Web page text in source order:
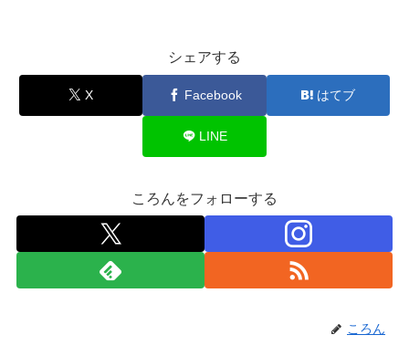
シェアする
X Facebook はてブ
LINE
ころんをフォローする
ころん